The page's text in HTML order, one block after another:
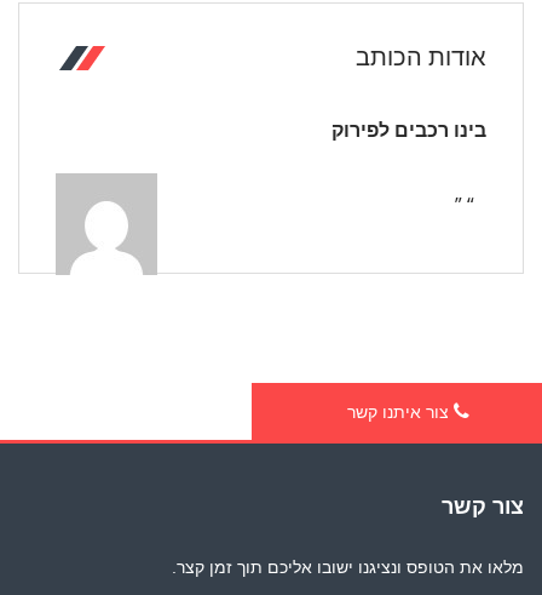
אודות הכותב
בינו רכבים לפירוק
“ ”
צור איתנו קשר
צור קשר
מלאו את הטופס ונציגנו ישובו אליכם תוך זמן קצר.